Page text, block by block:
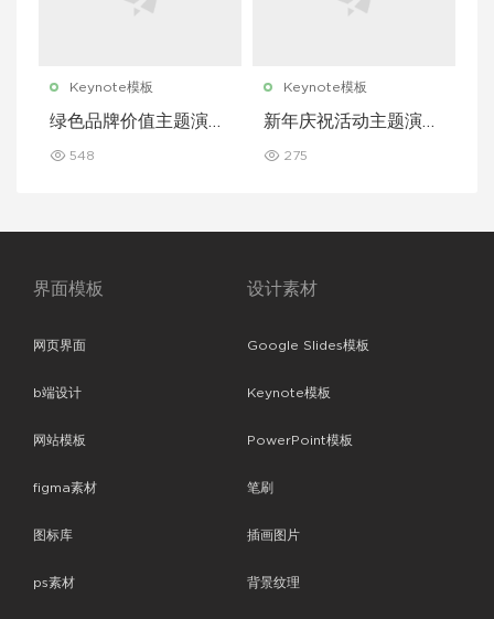
Keynote模板
绿色品牌价值主题演讲
548
Keynote模板
新年庆祝活动主题演讲
275
界面模板
网页界面
b端设计
网站模板
figma素材
图标库
ps素材
设计素材
Google Slides模板
Keynote模板
PowerPoint模板
笔刷
插画图片
背景纹理